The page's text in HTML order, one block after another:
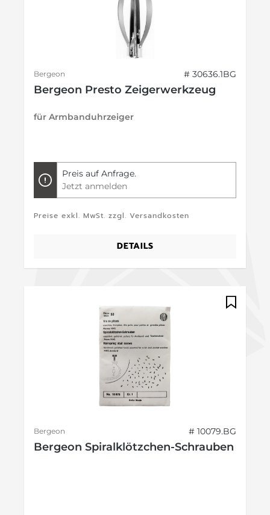
Bergeon # 30636.1BG
Bergeon Presto Zeigerwerkzeug
für Armbanduhrzeiger
Preis auf Anfrage.
Jetzt anmelden
Preise exkl. MwSt. zzgl. Versandkosten
DETAILS
Bergeon # 10079.BG
Bergeon Spiralklötzchen-Schrauben